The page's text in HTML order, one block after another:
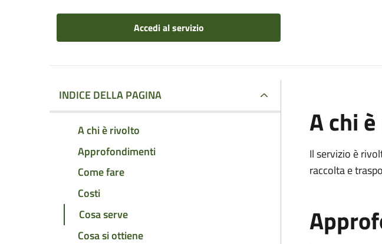
Accedi al servizio
INDICE DELLA PAGINA
A chi è rivolto
Approfondimenti
Come fare
Costi
Cosa serve
Cosa si ottiene
A chi
Il servizio è
raccolta e